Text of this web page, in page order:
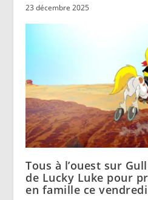
23 décembre 2025
Tous à l’ouest sur
de Lucky Luke pour
en famille ce vendredi